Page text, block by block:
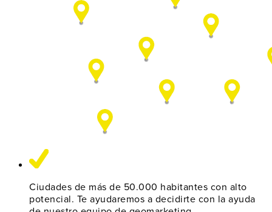
Ciudades de más de 50.000 habitantes con alto
potencial. Te ayudaremos a decidirte con la ayuda